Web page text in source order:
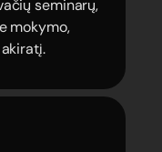
seminarų,
mokymo,